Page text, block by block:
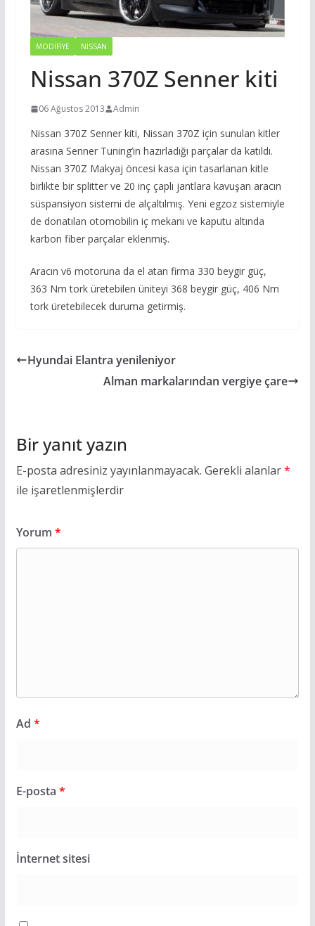
MODIFIYE NISSAN
Nissan 370Z Senner kiti
06 Ağustos 2013 Admin
Nissan 370Z Senner kiti, Nissan 370Z için sunulan kitler
arasına Senner Tuning’in hazırladığı parçalar da katıldı.
Nissan 370Z Makyaj öncesi kasa için tasarlanan kitle
birlikte bir splitter ve 20 inç çaplı jantlara kavuşan aracın
süspansiyon sistemi de alçaltılmış. Yeni egzoz sistemiyle
de donatılan otomobilin iç mekanı ve kaputu altında
karbon fiber parçalar eklenmiş.
Aracın v6 motoruna da el atan firma 330 beygir güç,
363 Nm tork üretebilen üniteyi 368 beygir güç, 406 Nm
tork üretebilecek duruma getirmiş.
Hyundai Elantra yenileniyor
Alman markalarından vergiye çare
Bir yanıt yazın
E-posta adresiniz yayınlanmayacak. Gerekli alanlar*
ile işaretlenmişlerdir
Yorum *
Ad *
E-posta *
İnternet sitesi